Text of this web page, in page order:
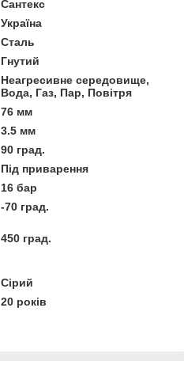
Сантекс
Україна
Сталь
Гнутий
Неагресивне середовище,
Вода, Газ, Пар, Повітря
76 мм
3.5 мм
90 град.
Під приварення
16 бар
-70 град.
450 град.
Сірий
20 років